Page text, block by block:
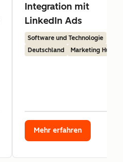
Integration mit
LinkedIn Ads
Software und Technologie
Deutschland
Marketing Hub
Mehr erfahren